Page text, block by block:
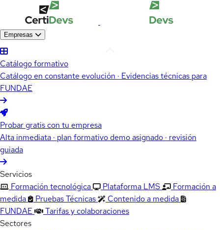
Empresas
Catálogo formativo
Catálogo en constante evolución · Evidencias técnicas para
FUNDAE
Probar gratis con tu empresa
Alta inmediata · plan formativo demo asignado · revisión
guiada
Servicios
Formación tecnológica
Plataforma LMS
Formación a
medida
Pruebas Técnicas
Contenido a medida
FUNDAE
Tarifas y colaboraciones
Sectores